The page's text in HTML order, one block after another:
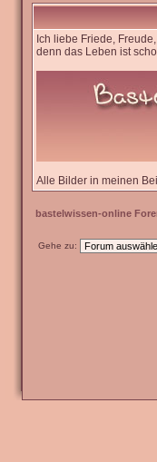
Ich liebe Friede,
denn das Leben ist
Alle Bilder in meinen
bastelwissen-online
Gehe zu: